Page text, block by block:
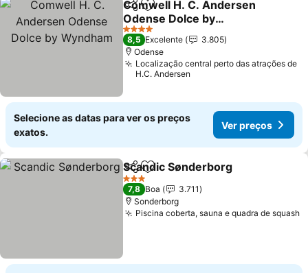
PartilharAdicionar aos favoritos
Comwell H. C. Andersen
Odense Dolce by
Wyndham
Ver preços
4 Estrelas
8,5 Excelente
3.805
Odense
Localização central perto das atrações de
H.C. Andersen
Selecione as datas para ver os preços
exatos.
Ver preços
PartilharAdicionar aos favoritos
Scandic Sønderborg
3 Estrelas
7,8 Boa
3.711
Sonderborg
Piscina coberta, sauna e quadra de squash